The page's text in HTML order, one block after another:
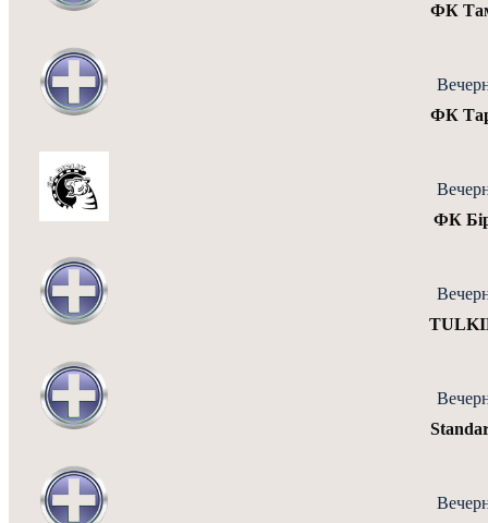
ФК
ФК
ФК